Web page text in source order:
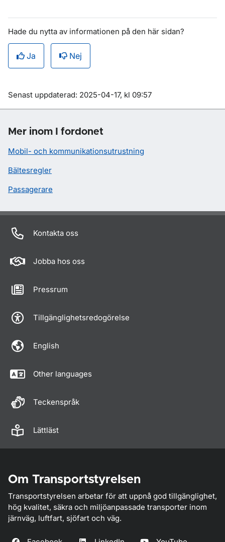
Hade du nytta av informationen på den här sidan?
Ja Nej
Om sidan
Senast uppdaterad: 2025-04-17, kl 09:57
Mer inom I fordonet
Mobil- och kommunikationsutrustning
Bältesregler
Passagerare
Kontakta oss
Jobba hos oss
Pressrum
Tillgänglighetsredogörelse
English
Other languages
Teckenspråk
Lättläst
Om Transportstyrelsen
Transportstyrelsen arbetar för att uppnå god tillgänglighet,
hög kvalitet, säkra och miljöanpassade transporter inom
järnväg, luftfart, sjöfart och väg.